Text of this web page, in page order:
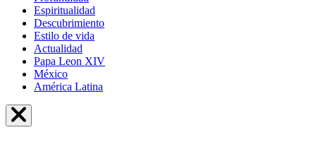
Espiritualidad
Descubrimiento
Estilo de vida
Actualidad
Papa Leon XIV
México
América Latina